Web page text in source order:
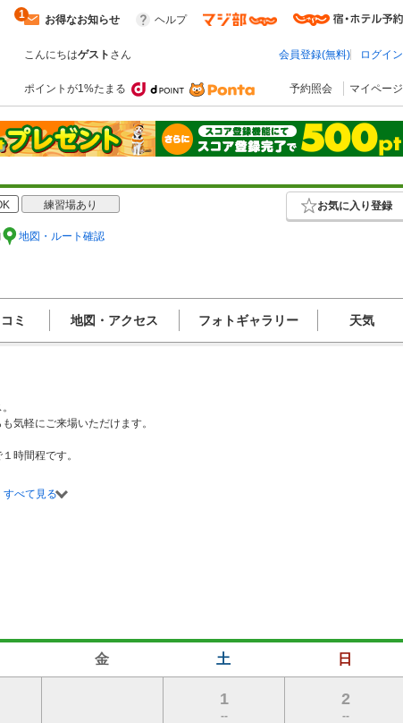
お得なお知らせ
1 ヘルプ
こんにちはゲスト さん 会員登録(無料) ログイン
ポイントが1%たまる 予約照会 マイページ
練習場あり お気に入り登録
地図・ルート確認
ミ 地図・アクセス フォトギャラリー 天気
気軽にご来場いただけます。
時間程です。
ーの中、１打ごとに高い判断力と決断力が求められます。
るコースレイアウトとなっております。
すべて見る
金 土 日
1
--
2
--